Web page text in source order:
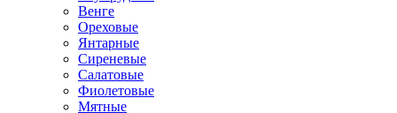
Венге
Ореховые
Янтарные
Сиреневые
Салатовые
Фиолетовые
Мятные